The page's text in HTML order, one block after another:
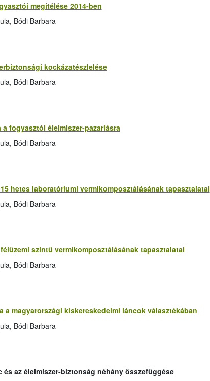
megítélése 2014-ben
Bódi Barbara
kockázatészlelése
Bódi Barbara
fogyasztói élelmiszer-pazarlásra
Bódi Barbara
hetes laboratóriumi vermikomposztálásának tapasztalatai
Bódi Barbara
szintű vermikomposztálásának tapasztalatai
Bódi Barbara
a magyarországi kiskereskedelmi láncok választékában
Bódi Barbara
az élelmiszer-biztonság néhány összefüggése